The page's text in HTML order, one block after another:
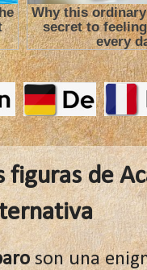
figuras de
son una